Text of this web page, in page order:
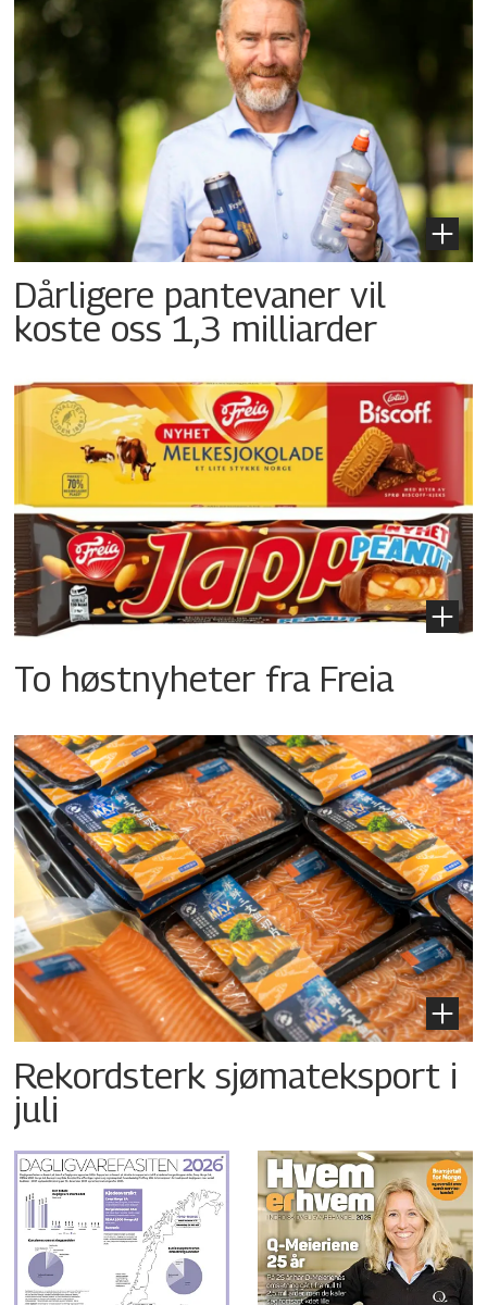
Dårligere pantevaner vil
koste oss 1,3 milliarder
To høstnyheter fra Freia
Rekordsterk sjømateksport i
juli